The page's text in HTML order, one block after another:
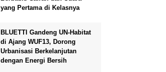
yang Pertama di Kelasnya
BLUETTI Gandeng UN-Habitat
di Ajang WUF13, Dorong
Urbanisasi Berkelanjutan
dengan Energi Bersih